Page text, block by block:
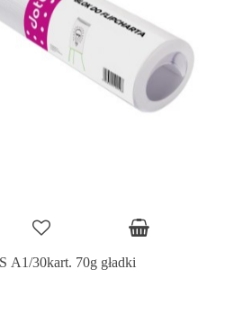
A1/30kart. 70g gładki